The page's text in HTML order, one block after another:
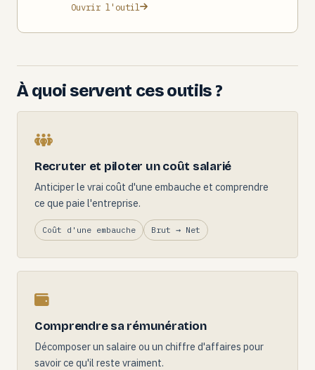
Ouvrir l'outil
À quoi servent ces outils ?
Recruter et piloter un coût salarié
Anticiper le vrai coût d'une embauche et comprendre
ce que paie l'entreprise.
Coût d'une embauche Brut → Net
Comprendre sa rémunération
Décomposer un salaire ou un chiffre d'affaires pour
savoir ce qu'il reste vraiment.